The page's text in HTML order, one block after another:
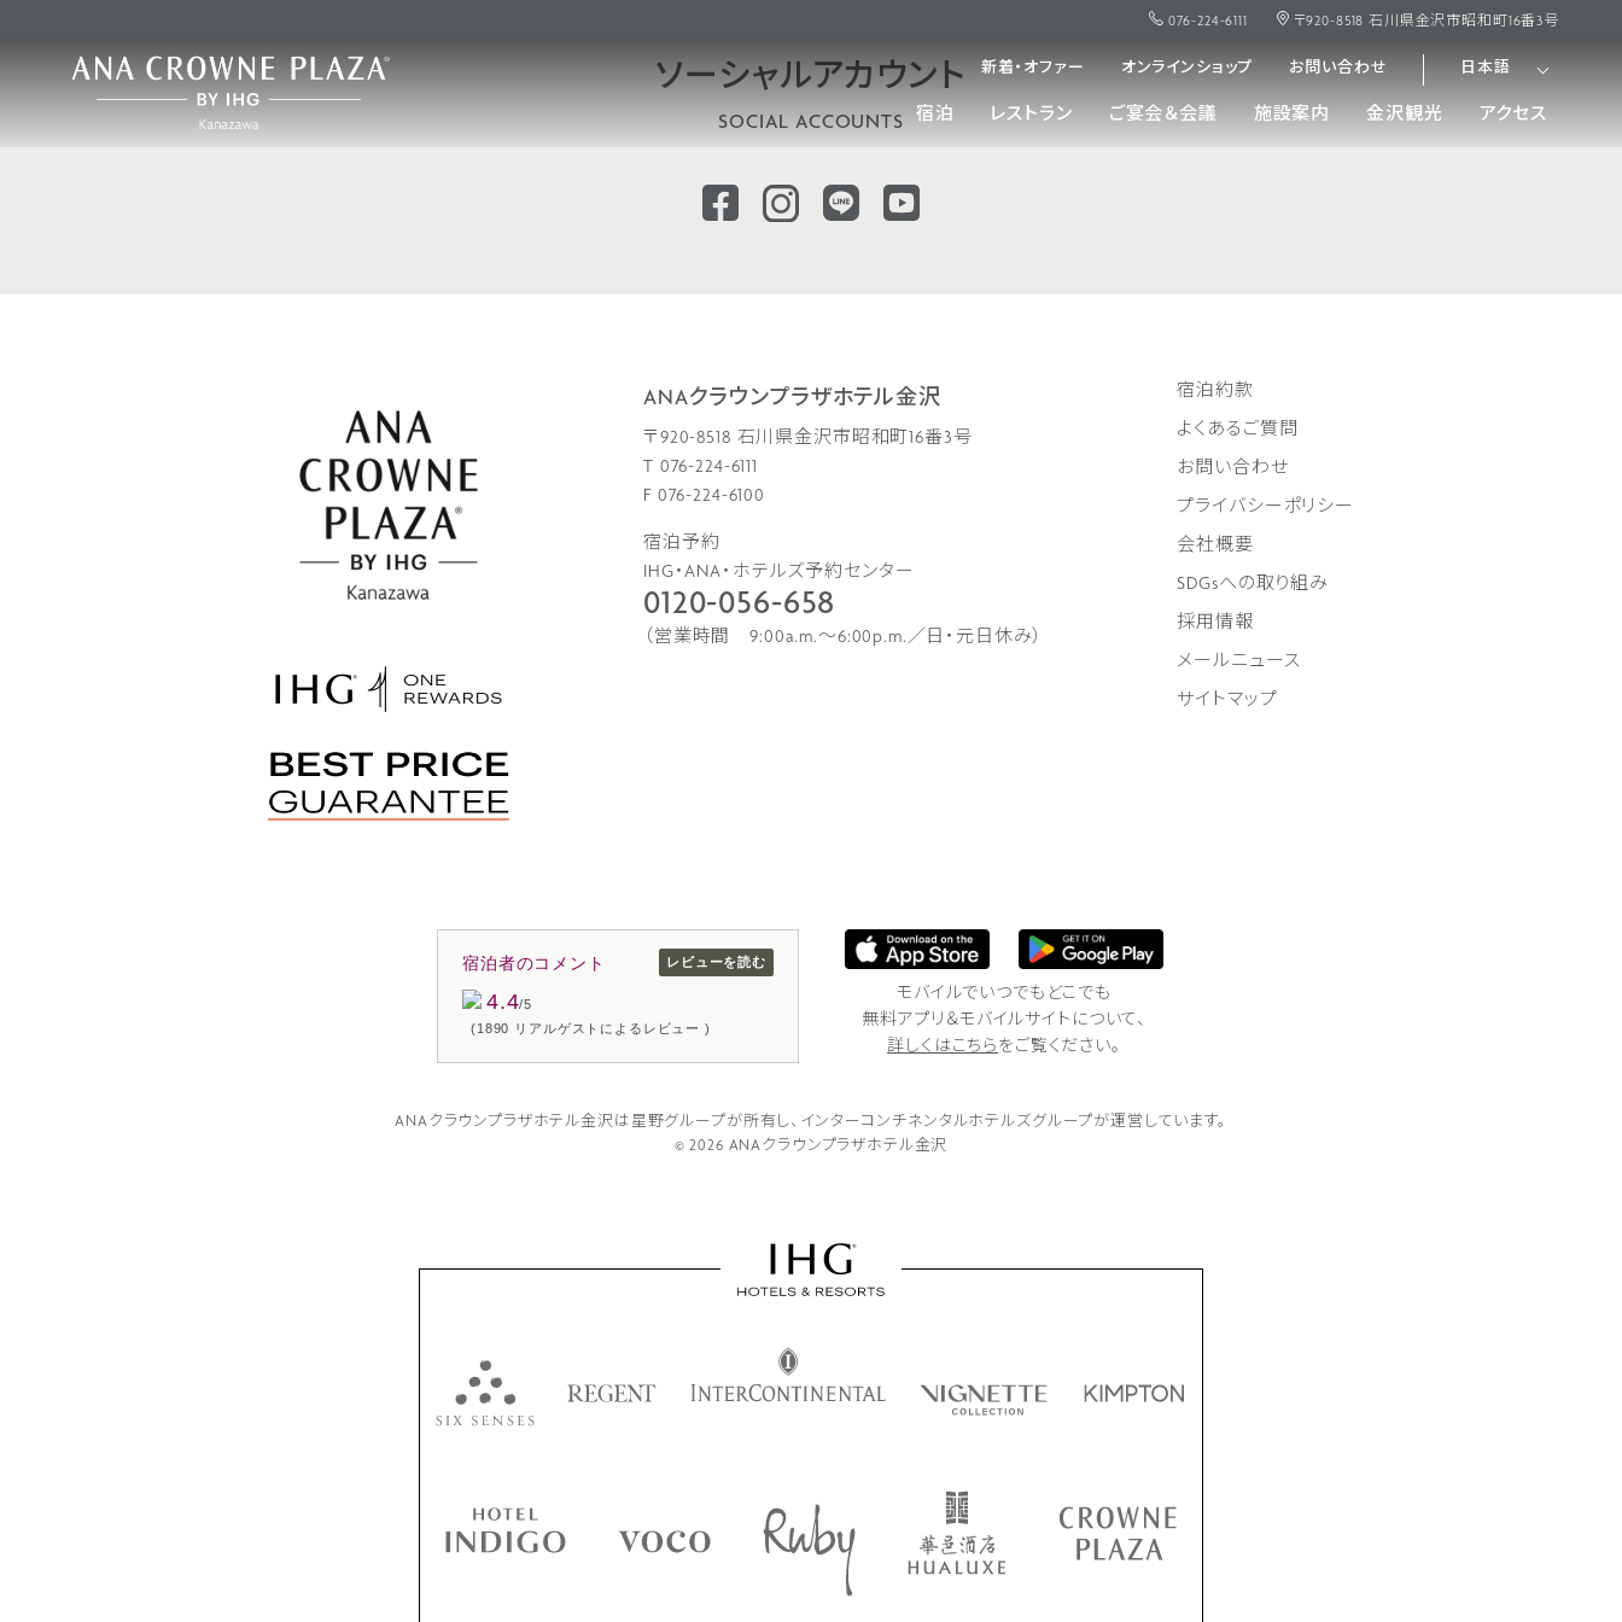
076-224-6111 〒920-8518 石川県金沢市昭和町16番3号
新着・オファー オンラインショップ お問い合わせ 日本語
宿泊 レストラン ご宴会＆会議 施設案内 金沢観光 アクセス
ソーシャルアカウント
SOCIAL ACCOUNTS
ANAクラウンプラザホテル金沢
〒920-8518 石川県金沢市昭和町16番3号
T 076-224-6111
F 076-224-6100
宿泊予約
IHG・ANA・ホテルズ予約センター
0120-056-658
（営業時間 9:00a.m.〜6:00p.m.／日・元日休み）
宿泊約款
よくあるご質問
お問い合わせ
プライバシーポリシー
会社概要
SDGsへの取り組み
採用情報
メールニュース
サイトマップ
宿泊者のコメント
4.4/5
(1890 リアルゲストによるレビュー )
レビューを読む
モバイルでいつでもどこでも
無料アプリ＆モバイルサイトについて、
詳しくはこちら をご覧ください。
ANAクラウンプラザホテル金沢は 星野グループが所有し、 インターコンチネンタルホテルズグループが運営しています。
© 2026 ANAクラウンプラザホテル金沢